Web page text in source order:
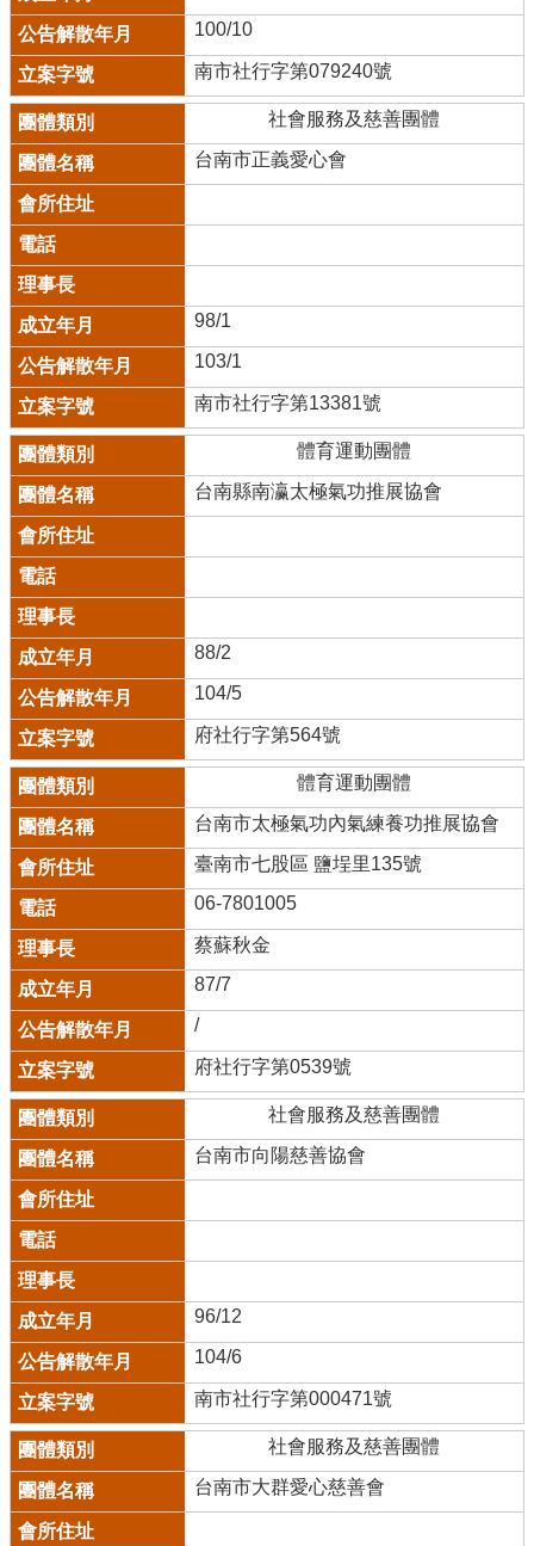
100/10
南市社行字第079240號
社會服務及慈善團體
台南市正義愛心會
98/1
103/1
南市社行字第13381號
體育運動團體
台南縣南瀛太極氣功推展協會
88/2
104/5
府社行字第564號
體育運動團體
台南市太極氣功內氣練養功推展協會
臺南市七股區 鹽埕里135號
06-7801005
蔡蘇秋金
87/7
/
府社行字第0539號
社會服務及慈善團體
台南市向陽慈善協會
96/12
104/6
南市社行字第000471號
社會服務及慈善團體
台南市大群愛心慈善會